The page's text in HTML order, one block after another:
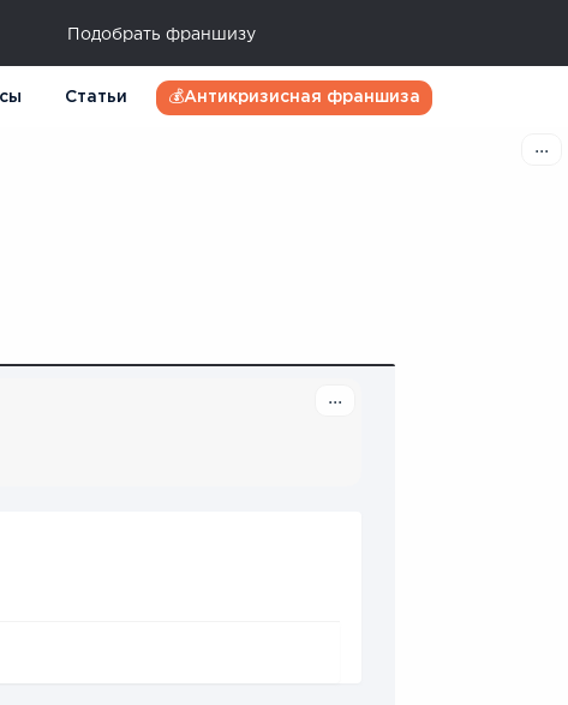
Подобрать франшизу
Статьи 💰Антикризисная франшиза